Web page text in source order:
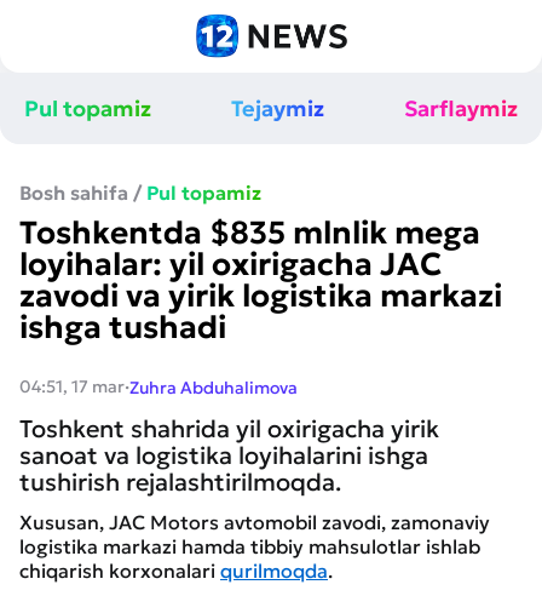
Pul topamiz Tejaymiz Sarflaymiz
Bosh sahifa / Pul topamiz
Toshkentda $835 mlnlik mega
loyihalar: yil oxirigacha JAC
zavodi va yirik logistika markazi
ishga tushadi
04:51, 17 mar·Zuhra Abduhalimova
Toshkent shahrida yil oxirigacha yirik
sanoat va logistika loyihalarini ishga
tushirish rejalashtirilmoqda.
Xususan, JAC Motors avtomobil zavodi, zamonaviy
logistika markazi hamda tibbiy mahsulotlar ishlab
chiqarish korxonalari qurilmoqda.